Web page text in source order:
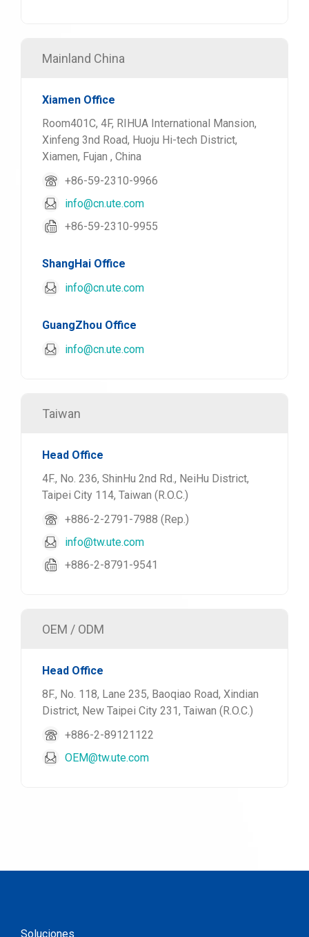
Mainland China
Xiamen Office
Room401C, 4F, RIHUA International Mansion,
Xinfeng 3nd Road, Huoju Hi-tech District,
Xiamen, Fujan , China
+86-59-2310-9966
info@cn.ute.com
+86-59-2310-9955
ShangHai Office
info@cn.ute.com
GuangZhou Office
info@cn.ute.com
Taiwan
Head Office
4F., No. 236, ShinHu 2nd Rd., NeiHu District,
Taipei City 114, Taiwan (R.O.C.)
+886-2-2791-7988 (Rep.)
info@tw.ute.com
+886-2-8791-9541
OEM / ODM
Head Office
8F., No. 118, Lane 235, Baoqiao Road, Xindian
District, New Taipei City 231, Taiwan (R.O.C.)
+886-2-89121122
OEM@tw.ute.com
Soluciones